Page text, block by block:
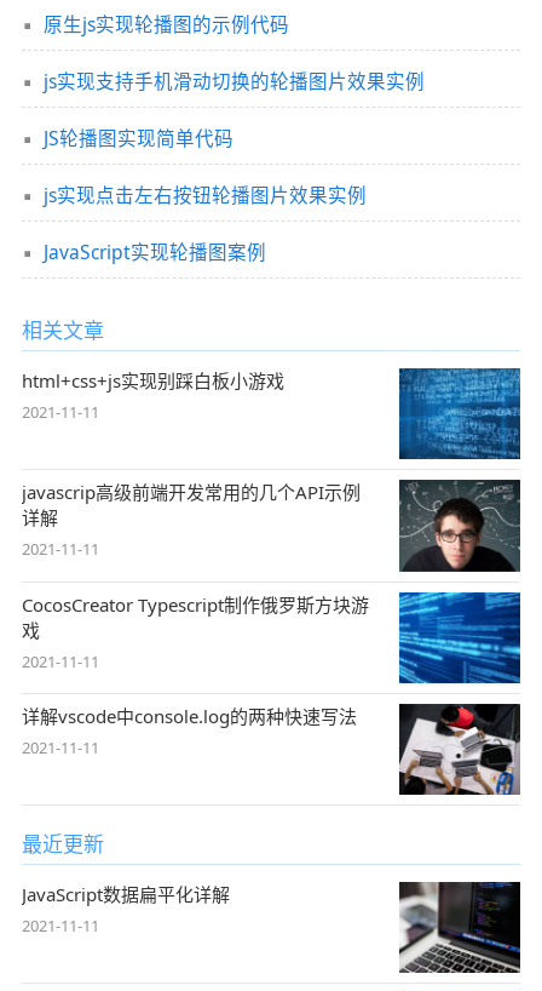
原生js实现轮播图的示例代码
js实现支持手机滑动切换的轮播图片效果实例
JS轮播图实现简单代码
js实现点击左右按钮轮播图片效果实例
JavaScript实现轮播图案例
相关文章
html+css+js实现别踩白板小游戏
2021-11-11
javascrip高级前端开发常用的几个API示例
详解
2021-11-11
CocosCreator Typescript制作俄罗斯方块游
戏
2021-11-11
详解vscode中console.log的两种快速写法
2021-11-11
最近更新
JavaScript数据扁平化详解
2021-11-11